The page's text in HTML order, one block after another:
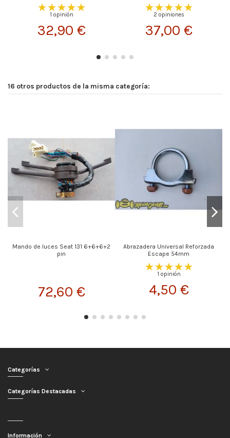
1 opinión
32,90 €
2 opiniones
37,00 €
16 otros productos de la misma categoría:
Mando de luces Seat 131 6+6+6+2
pin
72,60 €
Abrazadera Universal Reforzada
Escape 54mm
1 opinión
4,50 €
Categorías
Categorías Destacadas
Información